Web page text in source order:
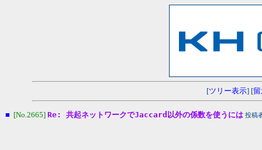
[ツリー表示] [留
■ [No.2665] Re: 共起ネットワークでJaccard以外の係数を使うには 投稿